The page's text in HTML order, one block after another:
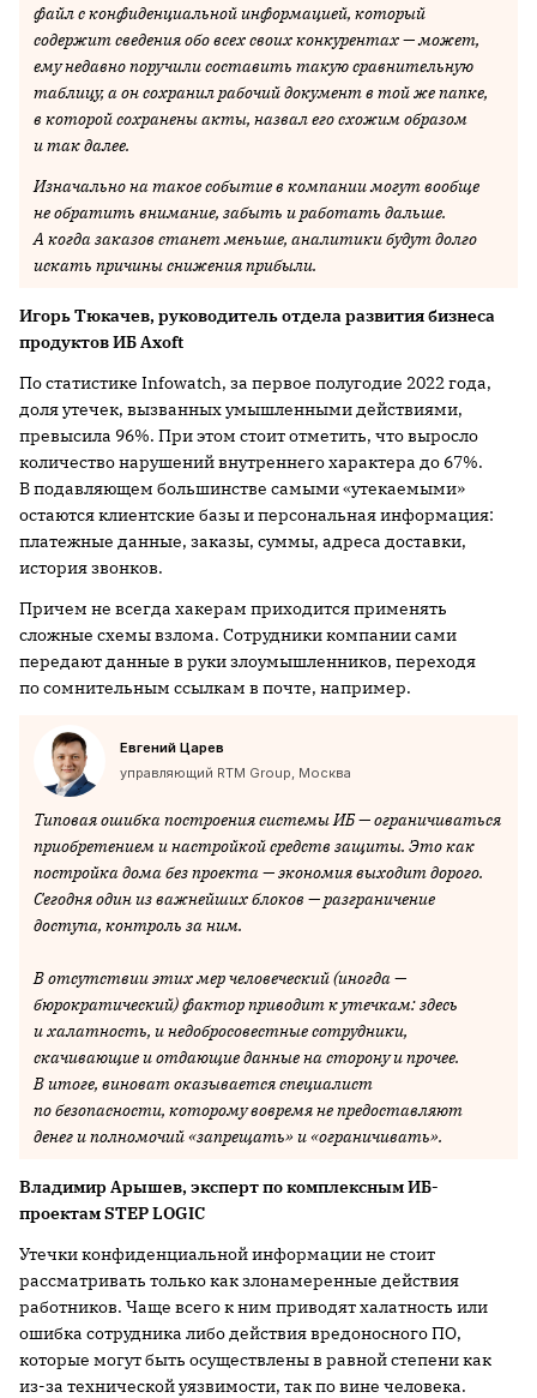
файл с конфиденциальной информацией, который
содержит сведения обо всех своих конкурентах — может,
ему недавно поручили составить такую сравнительную
таблицу, а он сохранил рабочий документ в той же папке,
в которой сохранены акты, назвал его схожим образом
и так далее.
Изначально на такое событие в компании могут вообще
не обратить внимание, забыть и работать дальше.
А когда заказов станет меньше, аналитики будут долго
искать причины снижения прибыли.
Игорь Тюкачев, руководитель отдела развития бизнеса
продуктов ИБ Axoft
По статистике Infowatch, за первое полугодие 2022 года,
доля утечек, вызванных умышленными действиями,
превысила 96%. При этом стоит отметить, что выросло
количество нарушений внутреннего характера до 67%.
В подавляющем большинстве самыми «утекаемыми»
остаются клиентские базы и персональная информация:
платежные данные, заказы, суммы, адреса доставки,
история звонков.
Причем не всегда хакерам приходится применять
сложные схемы взлома. Сотрудники компании сами
передают данные в руки злоумышленников, переходя
по сомнительным ссылкам в почте, например.
Евгений Царев
управляющий RTM Group, Москва
Типовая ошибка построения системы ИБ — ограничиваться
приобретением и настройкой средств защиты. Это как
постройка дома без проекта — экономия выходит дорого.
Сегодня один из важнейших блоков — разграничение
доступа, контроль за ним.
В отсутствии этих мер человеческий (иногда —
бюрократический) фактор приводит к утечкам: здесь
и халатность, и недобросовестные сотрудники,
скачивающие и отдающие данные на сторону и прочее.
В итоге, виноват оказывается специалист
по безопасности, которому вовремя не предоставляют
денег и полномочий «запрещать» и «ограничивать».
Владимир Арышев, эксперт по комплексным ИБ-
проектам STEP LOGIC
Утечки конфиденциальной информации не стоит
рассматривать только как злонамеренные действия
работников. Чаще всего к ним приводят халатность или
ошибка сотрудника либо действия вредоносного ПО,
которые могут быть осуществлены в равной степени как
из-за технической уязвимости, так по вине человека.